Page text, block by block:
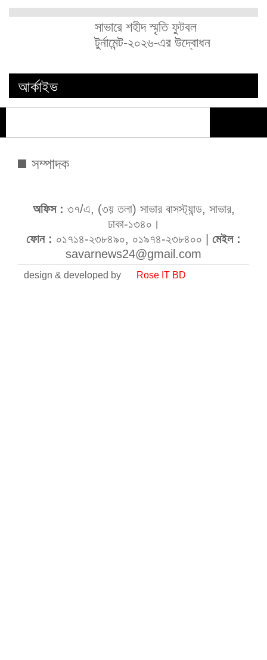
সাভারে শহীদ স্মৃতি ফুটবল
টুর্নামেন্ট-২০২৬-এর উদ্বোধন
আর্কাইভ
সম্পাদক
অফিস : ৩৭/এ, (৩য় তলা) সাভার বাসস্ট্যান্ড, সাভার,
ঢাকা-১৩৪০।
ফোন : ০১৭১৪-২৩৮৪৯০, ০১৯৭৪-২৩৮৪০০ | মেইল :
savarnews24@gmail.com
design & developed by Rose IT BD